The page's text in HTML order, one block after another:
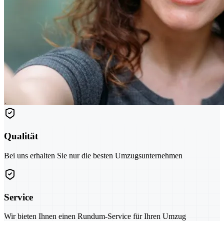
Qualität
Bei uns erhalten Sie nur die besten Umzugsunternehmen
Service
Wir bieten Ihnen einen Rundum-Service für Ihren Umzug